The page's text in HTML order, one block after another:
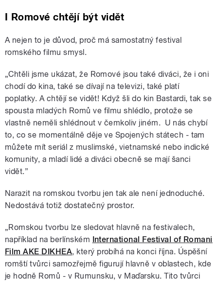
I Romové chtějí být vidět
A nejen to je důvod, proč má samostatný festival
romského filmu smysl.
„Chtěli jsme ukázat, že Romové jsou také diváci, že i oni
chodí do kina, také se dívají na televizi, také platí
poplatky. A chtějí se vidět! Když šli do kin Bastardi, tak se
spousta mladých Romů ve filmu shlédlo, protože se
vlastně neměli shlédnout v čemkoliv jiném. U nás chybí
to, co se momentálně děje ve Spojených státech - tam
můžete mít seriál z muslimské, vietnamské nebo indické
komunity, a mladí lidé a diváci obecně se mají šanci
vidět.”
Narazit na romskou tvorbu jen tak ale není jednoduché.
Nedostává totiž dostatečný prostor.
„Romskou tvorbu lze sledovat hlavně na festivalech,
například na berlínském International Festival of Romani
Film AKE DIKHEA, který probíhá na konci října. Úspěšní
romští tvůrci samozřejmě figurují hlavně v oblastech, kde
je hodně Romů - v Rumunsku, v Maďarsku. Tito tvůrci